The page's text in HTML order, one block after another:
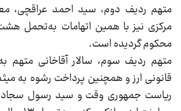
متهم ردیف دوم، سید احمد عراقچی،
مرکزی نیز با همین اتهامات به‌تحمل
محکوم گردیده است.
متهم ردیف سوم، سالار آقاخانی متهم
قانونی ارز و همچنین پرداخت رشوه به
ریاست جمهوری وقت و سید رسول سجاد